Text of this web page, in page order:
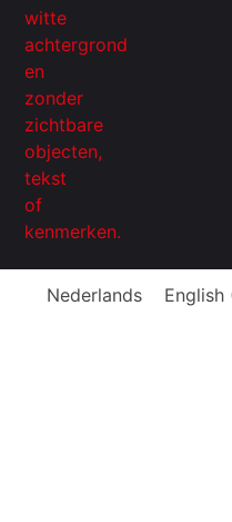
Nederlands English